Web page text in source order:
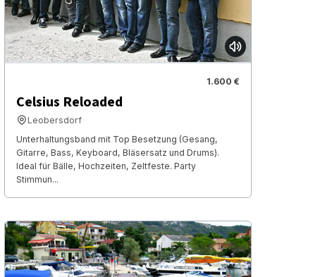
1.600 €
Celsius Reloaded
Leobersdorf
Unterhaltungsband mit Top Besetzung (Gesang,
Gitarre, Bass, Keyboard, Bläsersatz und Drums).
Ideal für Bälle, Hochzeiten, Zeltfeste. Party
Stimmun...